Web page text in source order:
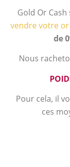
Gold Or
vendre votre or
de
Nous
Pour cela, il
ces